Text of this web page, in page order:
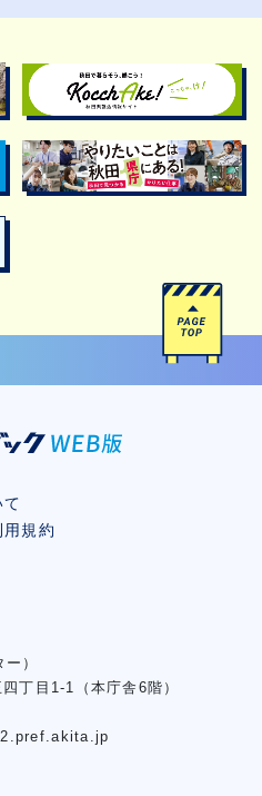
用規約
ー）
丁⽬1-1（本庁舎6階）